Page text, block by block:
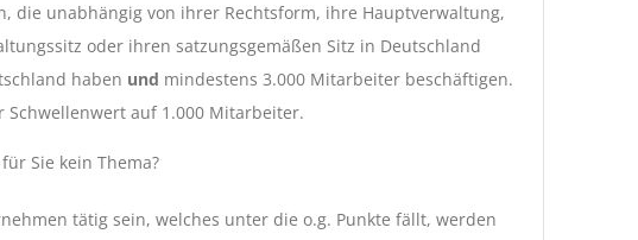
die unabhängig von ihrer Rechtsform, ihre Hauptverwaltung,
oder ihren satzungsgemäßen Sitz in Deutschland
haben und mindestens 3.000 Mitarbeiter beschäftigen.
Schwellenwert auf 1.000 Mitarbeiter.
Sie kein Thema?
tätig sein, welches unter die o.g. Punkte fällt, werden